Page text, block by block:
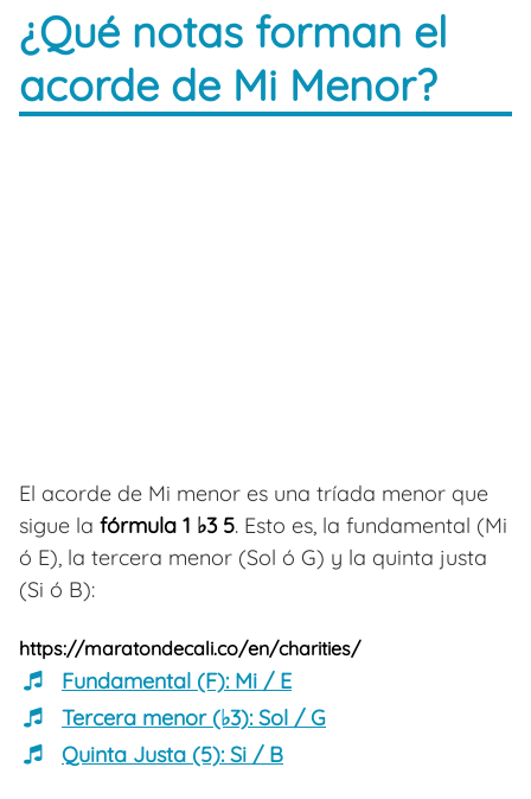
¿Qué notas forman el
acorde de Mi Menor?
El acorde de Mi menor es una tríada menor que
sigue la fórmula 1 ♭3 5. Esto es, la fundamental (Mi
ó E), la tercera menor (Sol ó G) y la quinta justa
(Si ó B):
https://maratondecali.co/en/charities/
Fundamental (F): Mi / E
Tercera menor (♭3):Sol / G
Quinta Justa (5):Si / B